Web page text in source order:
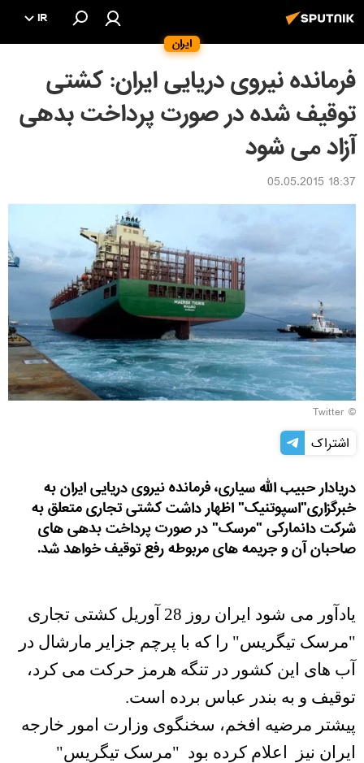
ایران
IR
فرمانده نیروی دریایی ایران: کشتی
توقیف شده در صورت پرداخت بدهی
آزاد می شود
18:37 05.05.2015
© Twitter
اشتراک
دریادار حبیب الله سیاری، فرمانده نیروی دریایی ایران به
خبرگزاری"اسپوتنیک" اظهار داشت کشتی تجاری متعلق به
شرکت دانمارکی "مرسک" در صورت پرداخت بدهی های
صاحبان آن و جریمه های مربوطه رفع توقیف خواهد شد.
یادآور می شود ایران روز 28 آوریل
کشتی تجاری
"مرسک تیگریس" را که با پرچم جزایر مارشال در
آب های این کشور در تنگه هرمز حرکت می کرد،
توقیف و به بندر عباس برده است.
پیشتر مرضیه افخم، سخنگوی وزارت امور خارجه
ایران نیز
اعلام کرده بود "مرسک تیگریس"